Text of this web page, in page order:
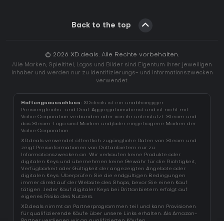
Back to the top
© 2026 XD.deals. Alle Rechte vorbehalten.
Alle Marken, Spieltitel, Logos und Bilder sind Eigentum ihrer jeweiligen
Inhaber und werden nur zu Identifizierungs- und Informationszwecken
verwendet.
Haftungsausschluss: XD.deals ist ein unabhängiger
Preisvergleichs- und Deal-Aggregationsdienst und ist nicht mit
Valve Corporation verbunden oder von ihr unterstützt. Steam und
das Steam-Logo sind Marken und/oder eingetragene Marken der
Valve Corporation.
XD.deals verwendet öffentlich zugängliche Daten von Steam und
zeigt Preisinformationen von Drittanbietern nur zu
Informationszwecken an. Wir verkaufen keine Produkte oder
digitalen Keys und übernehmen keine Gewähr für die Richtigkeit,
Verfügbarkeit oder Gültigkeit der angezeigten Angebote oder
digitalen Keys. Überprüfen Sie die endgültigen Bedingungen
immer direkt auf der Website des Shops, bevor Sie einen Kauf
tätigen. Jeder Kauf digitaler Keys bei Drittanbietern erfolgt auf
eigenes Risiko des Nutzers.
XD.deals nimmt an Partnerprogrammen teil und kann Provisionen
für qualifizierende Käufe über unsere Links erhalten. Als Amazon-